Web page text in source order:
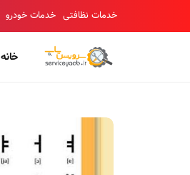
خدمات نظافتی خدمات خودرو
خانه